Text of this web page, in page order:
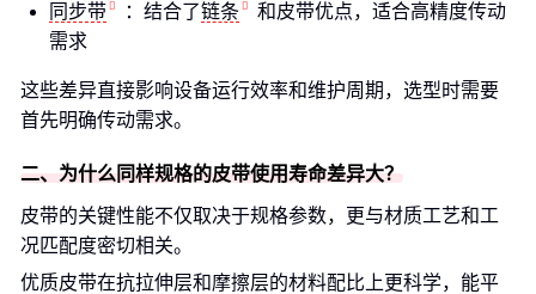
同步带
：结合了链条
和皮带优点，适合高精度传动
需求
这些差异直接影响设备运行效率和维护周期，选型时需要
首先明确传动需求。
二、为什么同样规格的皮带使用寿命差异大？
皮带的关键性能不仅取决于规格参数，更与材质工艺和工
况匹配度密切相关。
优质皮带在抗拉伸层和摩擦层的材料配比上更科学，能平